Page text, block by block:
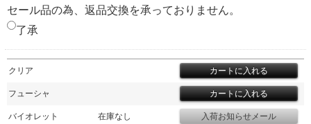
セール品の為、返品交換を承っておりません。
了承
クリア
フューシャ
バイオレット
在庫なし